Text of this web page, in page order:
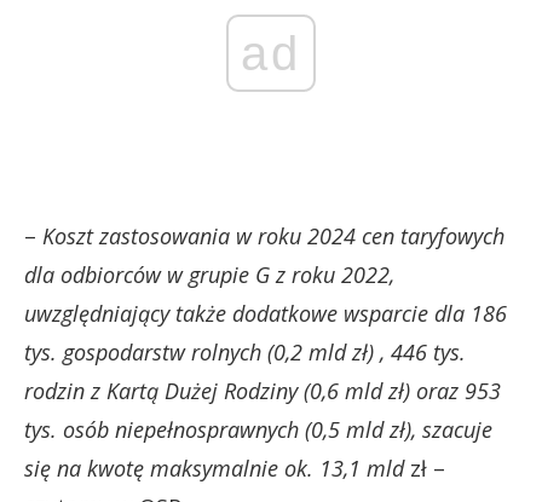
ad
– Koszt zastosowania w roku 2024 cen taryfowych
dla odbiorców w grupie G z roku 2022,
uwzględniający także dodatkowe wsparcie dla 186
tys. gospodarstw rolnych (0,2 mld zł) , 446 tys.
rodzin z Kartą Dużej Rodziny (0,6 mld zł) oraz 953
tys. osób niepełnosprawnych (0,5 mld zł), szacuje
się na kwotę maksymalnie ok. 13,1 mldzł –